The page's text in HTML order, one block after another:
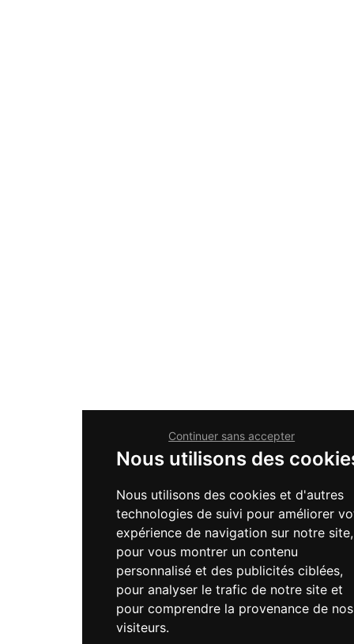
Nous utilisons des
Nous utilisons des cookies et d'autres
technologies de suivi pour améliorer
expérience de navigation sur notre site,
pour vous montrer un contenu
personnalisé et des publicités ciblées,
pour analyser le trafic de notre site et
pour comprendre la provenance de nos
visiteurs.
Continuer sans accepter